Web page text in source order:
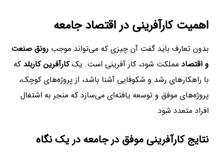
اهمیت کارآفرینی در اقتصاد جامعه
بدون تعارف باید گفت آن چیزی که می‌تواند موجب رونق صنعت
و اقتصاد مملکت شود، کار آفرینی است. یککارآفرین کاربلد که
با راهکارهای رشد و شکوفایی آشنا باشد، از پروژه‌های کوچک،
پروژه‌های موفق و توسعه یافته‌ای می‌سازد که منجر به اشتغال
افراد متعدد شود.
نتایج کارآفرینی موفق در جامعه در یک نگاه